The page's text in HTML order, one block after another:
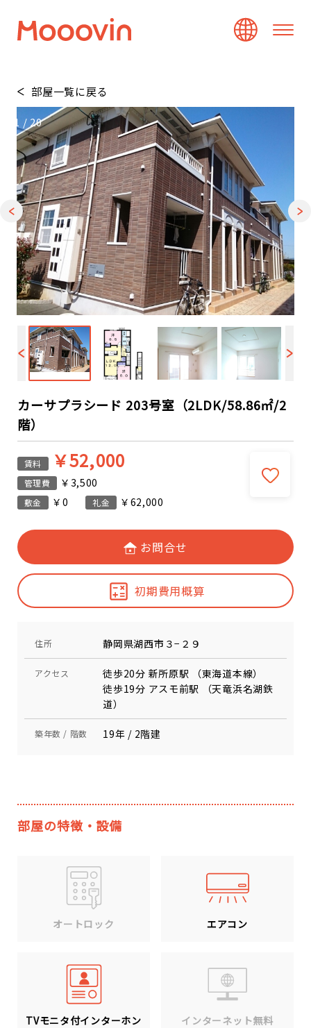
部屋一覧に戻る
1 / 20
カーサプラシード 203号室（2LDK/58.86㎡/2
階）
賃料 ￥52,000
管理費 ￥3,500
敷金 ￥0 礼金 ￥62,000
お問合せ
初期費用概算
住所 静岡県湖西市３−２９
アクセス
徒歩20分 新所原駅 （東海道本線）
徒歩19分 アスモ前駅 （天竜浜名湖鉄
道）
築年数 / 階数 19年 / 2階建
部屋の特徴・設備
オートロック エアコン
TVモニタ付インターホン インターネット無料